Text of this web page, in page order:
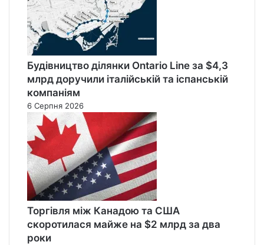
Будівництво ділянки Ontario Line за $4,3
млрд доручили італійській та іспанській
компаніям
6 Серпня 2026
Торгівля між Канадою та США
скоротилася майже на $2 млрд за два
роки